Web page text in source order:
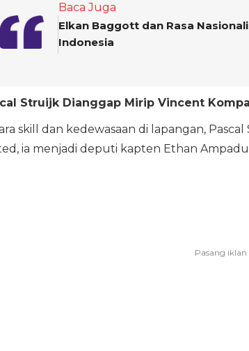
Baca Juga
Elkan Baggott dan Rasa
Indonesia
Struijk Dianggap Mirip Vincent
skill dan kedewasaan di lapangan,
ia menjadi deputi kapten Ethan